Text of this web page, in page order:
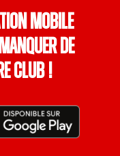
mobile
de
club !